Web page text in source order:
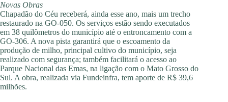
Novas Obras
Chapadão do Céu receberá, ainda esse ano, mais um trecho
restaurado na GO-050. Os serviços estão sendo executados
em 38 quilômetros do município até o entroncamento com a
GO-306. A nova pista garantirá que o escoamento da
produção de milho, principal cultivo do município, seja
realizado com segurança; também facilitará o acesso ao
Parque Nacional das Emas, na ligação com o Mato Grosso do
Sul. A obra, realizada via Fundeinfra, tem aporte de R$ 39,6
milhões.